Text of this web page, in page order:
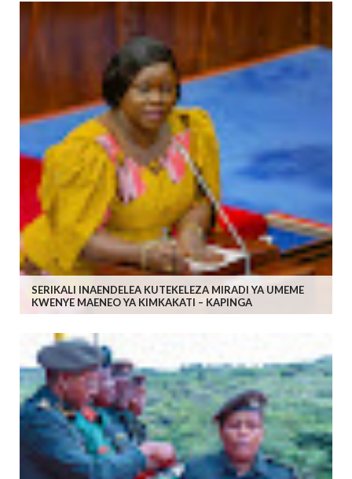
SERIKALI INAENDELEA KUTEKELEZA MIRADI YA UMEME
KWENYE MAENEO YA KIMKAKATI – KAPINGA